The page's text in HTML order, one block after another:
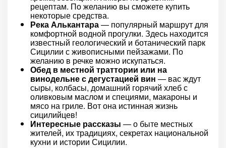
рецептам. По желанию вы сможете купить
некоторые средства.
Река Алькантара— популярный маршрут для
комфортной водной прогулки. Здесь находится
известный геологический и ботанический парк
Сицилии с живописными пейзажами. По
желанию в речке можно искупаться.
Обед в местной траттории или на
винодельне с дегустацией вин — вас ждут
сыры, колбасы, домашний горячий хлеб с
оливковым маслом и специями, макароны и
мясо на гриле. Вот она истинная жизнь
сицилийцев!
Интересные рассказы — о быте местных
жителей, их традициях, секретах национальной
кухни и истории Сицилии.